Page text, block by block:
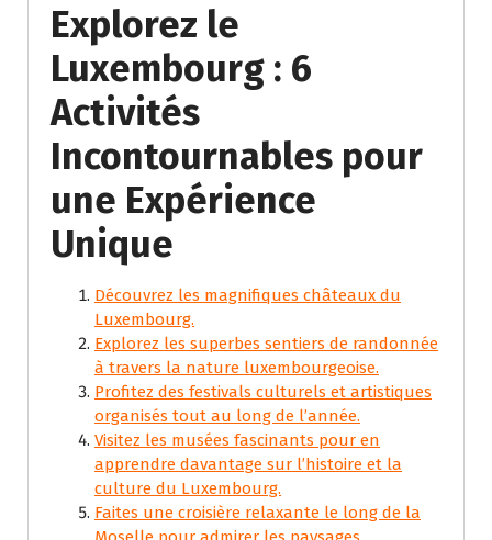
Explorez le
Luxembourg : 6
Activités
Incontournables pour
une Expérience
Unique
Découvrez les magnifiques châteaux du
Luxembourg.
Explorez les superbes sentiers de randonnée
à travers la nature luxembourgeoise.
Profitez des festivals culturels et artistiques
organisés tout au long de l’année.
Visitez les musées fascinants pour en
apprendre davantage sur l’histoire et la
culture du Luxembourg.
Faites une croisière relaxante le long de la